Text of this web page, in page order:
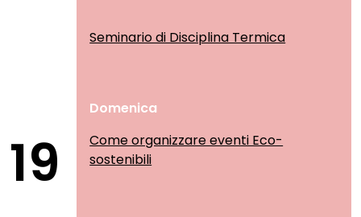
Seminario di Disciplina Termica
19
Domenica
Come organizzare eventi Eco-
sostenibili